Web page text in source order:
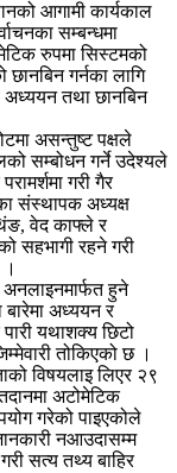
आगामी कार्यकाल
सम्बन्धमा
रुपमा सिस्टमको
गर्नका लागि
अध्ययन तथा छानबिन
असन्तुष्ट पक्षले
सम्बोधन गर्ने उदेश्यले
गरी गैर
संस्थापक अध्यक्ष
वेद काफ्ले र
सहभागी रहने गरी
हुने
अध्ययन र
यथाशक्य छिटो
तोकिएको छ ।
विषयलाइ लिएर २९
अटोमेटिक
गरेको पाइएकोले
नआउदासम्म
सत्य तथ्य बाहिर